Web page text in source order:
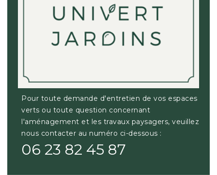
Pour toute demande d'entretien de vos espaces
verts ou toute question concernant
l'aménagement et les travaux paysagers, veuillez
nous contacter au numéro ci-dessous :
06 23 82 45 87